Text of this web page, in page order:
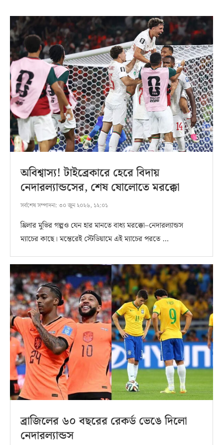
অবিশ্বাস্য! টাইব্রেকারে হেরে বিদায়
নেদারল্যান্ডসের, শেষ ষোলোতে মরক্কো
সর্বশেষ সম্পাদনা: ৩০ জুন ২০২৬, ১২:০১
থ্রিলার মুভির গল্পও যেন হার মানতে বাধ্য মরক্কো–নেদারল্যান্ডস
ম্যাচের কাছে। মন্তেরেই স্টেডিয়ামে এই ম্যাচের পরতে …
ব্রাজিলের ৬০ বছরের রেকর্ড ভেঙে দিলো
নেদারল্যান্ডস